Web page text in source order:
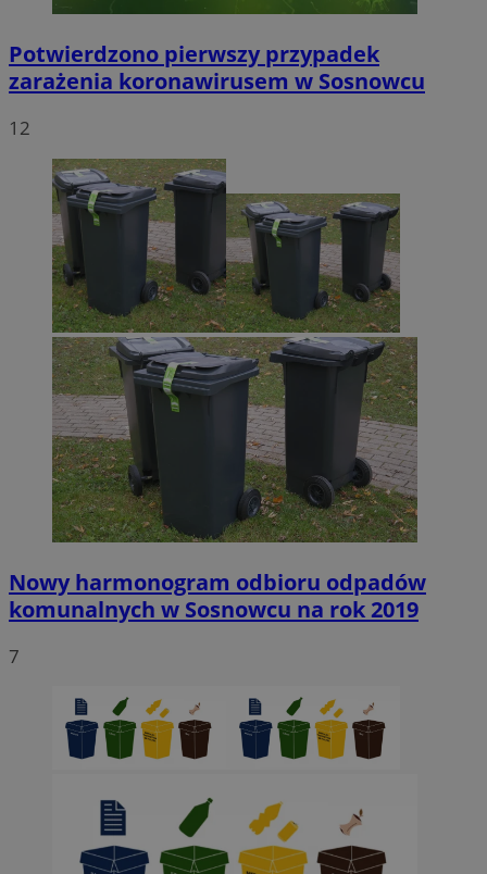
Potwierdzono pierwszy przypadek
zarażenia koronawirusem w Sosnowcu
12
Nowy harmonogram odbioru odpadów
komunalnych w Sosnowcu na rok 2019
7